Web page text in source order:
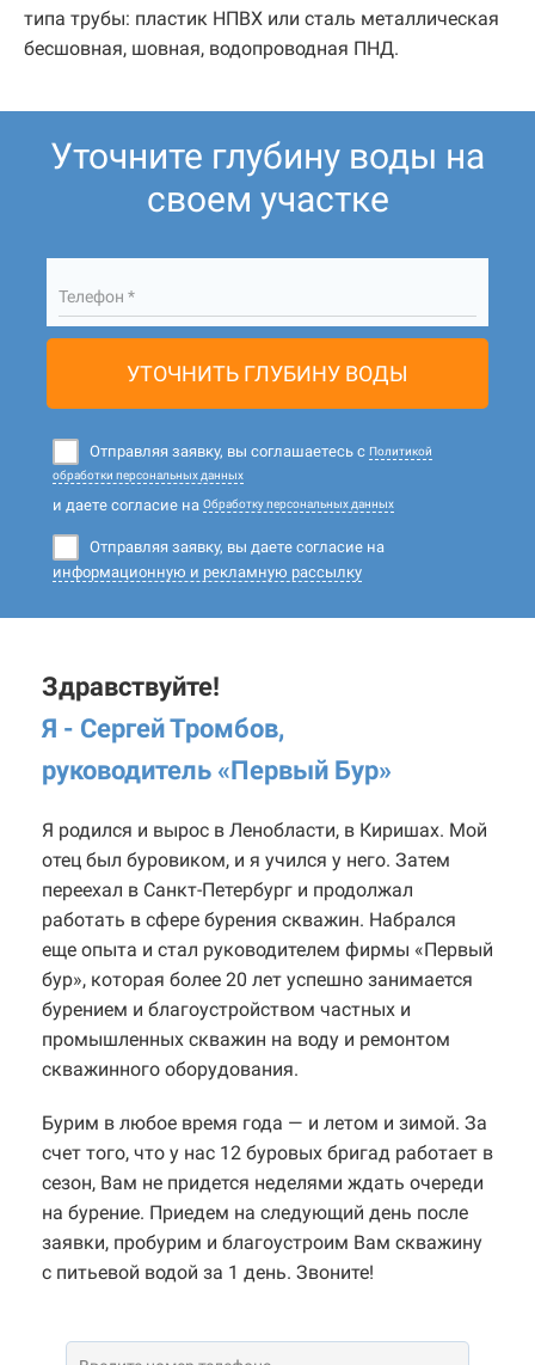
типа трубы: пластик НПВХ или сталь металлическая
бесшовная, шовная, водопроводная ПНД.
Уточните глубину воды на
своем участке
Телефон *
УТОЧНИТЬ ГЛУБИНУ ВОДЫ
Отправляя заявку, вы соглашаетесь с Политикой
обработки персональных данных
и даете согласие на Обработку персональных данных
Отправляя заявку, вы даете согласие на
информационную и рекламную рассылку
Здравствуйте!
Я - Сергей Тромбов,
руководитель «Первый Бур»
Я родился и вырос в Ленобласти, в Киришах. Мой
отец был буровиком, и я учился у него. Затем
переехал в Санкт-Петербург и продолжал
работать в сфере бурения скважин. Набрался
еще опыта и стал руководителем фирмы «Первый
бур», которая более 20 лет успешно занимается
бурением и благоустройством частных и
промышленных скважин на воду и ремонтом
скважинного оборудования.
Бурим в любое время года — и летом и зимой. За
счет того, что у нас 12 буровых бригад работает в
сезон, Вам не придется неделями ждать очереди
на бурение. Приедем на следующий день после
заявки, пробурим и благоустроим Вам скважину
с питьевой водой за 1 день. Звоните!